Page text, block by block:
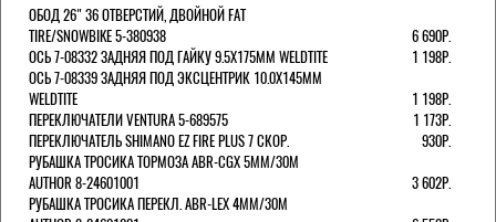
ОБОД 26" 36 ОТВЕРСТИЙ, ДВОЙНОЙ FAT
TIRE/SNOWBIKE 5-380938
6 690Р.
ОСЬ 7-08332 ЗАДНЯЯ ПОД ГАЙКУ 9.5Х175ММ WELDTITE
1 198Р.
ОСЬ 7-08339 ЗАДНЯЯ ПОД ЭКСЦЕНТРИК 10.0Х145ММ
WELDTITE
1 198Р.
ПЕРЕКЛЮЧАТЕЛИ VENTURA 5-689575
1 173Р.
ПЕРЕКЛЮЧАТЕЛЬ SHIMANO EZ FIRE PLUS 7 СКОР.
930Р.
РУБАШКА ТРОСИКА ТОРМОЗА ABR-CGX 5MM/30M
AUTHOR 8-24601001
3 602Р.
РУБАШКА ТРОСИКА ПЕРЕКЛ. ABR-LEX 4MM/30M